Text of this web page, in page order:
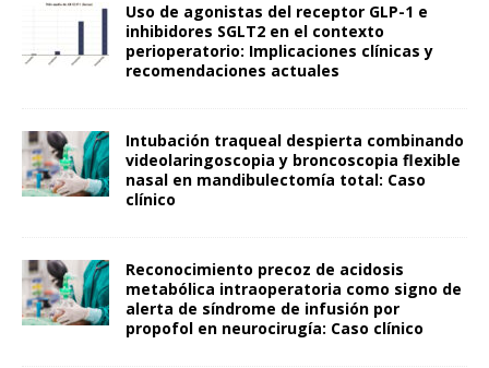
Uso de agonistas del receptor GLP-1 e
inhibidores SGLT2 en el contexto
perioperatorio: Implicaciones clínicas y
recomendaciones actuales
Intubación traqueal despierta combinando
videolaringoscopia y broncoscopia flexible
nasal en mandibulectomía total: Caso
clínico
Reconocimiento precoz de acidosis
metabólica intraoperatoria como signo de
alerta de síndrome de infusión por
propofol en neurocirugía: Caso clínico